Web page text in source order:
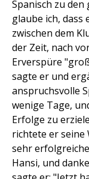
Spanisch zu den
glaube ich, dass
zwischen dem
der Zeit, nach
Erverspüre
sagte er und
anspruchsvolle
wenige Tage,
Erfolge zu
richtete er seine
sehr
Hansi, und